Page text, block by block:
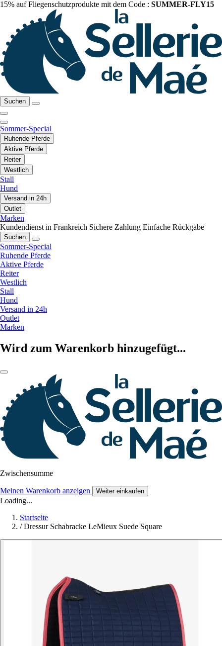
15% auf Fliegenschutzprodukte mit dem Code : SUMMER-FLY15
Suchen
Sommer-Special
Ruhende Pferde
Aktive Pferde
Reiter
Westlich
Stall
Hund
Versand in 24h
Outlet
Marken
Kundendienst in Frankreich Sichere Zahlung Einfache Rückgabe
Suchen
Sommer-Special
Ruhende Pferde
Aktive Pferde
Reiter
Westlich
Stall
Hund
Versand in 24h
Outlet
Marken
Wird zum Warenkorb hinzugefügt...
Zwischensumme
Meinen Warenkorb anzeigen Weiter einkaufen
Loading...
Startseite
/ Dressur Schabracke LeMieux Suede Square